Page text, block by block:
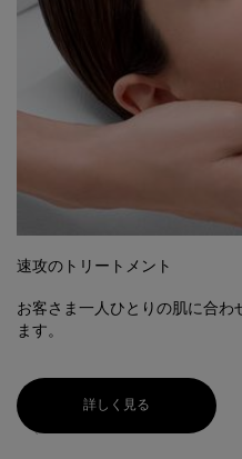
速攻のトリートメント
お客さま一人ひとりの肌に合わ
ます。
詳しく見る